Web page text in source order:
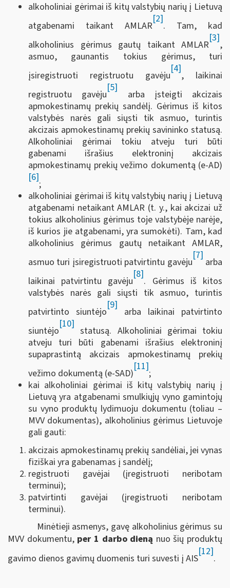
alkoholiniai gėrimai iš kitų valstybių narių į Lietuvą
atgabenami taikant AMLAR
[2]
. Tam, kad
alkoholinius gėrimus gautų taikant AMLAR
[3]
,
asmuo, gaunantis tokius gėrimus, turi
įsiregistruoti registruotu gavėju
[4]
, laikinai
registruotu gavėju
[5]
arba įsteigti akcizais
apmokestinamų prekių sandėlį. Gėrimus iš kitos
valstybės narės gali siųsti tik asmuo, turintis
akcizais apmokestinamų prekių savininko statusą.
Alkoholiniai gėrimai tokiu atveju turi būti
gabenami išrašius elektroninį akcizais
apmokestinamų prekių vežimo dokumentą (e-AD)
[6]
;
alkoholiniai gėrimai iš kitų valstybių narių į Lietuvą
atgabenami netaikant AMLAR (t. y., kai akcizai už
tokius alkoholinius gėrimus toje valstybėje narėje,
iš kurios jie atgabenami, yra sumokėti). Tam, kad
alkoholinius gėrimus gautų netaikant AMLAR,
asmuo turi įsiregistruoti patvirtintu gavėju
[7]
arba
laikinai patvirtintu gavėju
[8]
. Gėrimus iš kitos
valstybės narės gali siųsti tik asmuo, turintis
patvirtinto siuntėjo
[9]
arba laikinai patvirtinto
siuntėjo
[10]
statusą. Alkoholiniai gėrimai tokiu
atveju turi būti gabenami išrašius elektroninį
supaprastintą akcizais apmokestinamų prekių
vežimo dokumentą (e-SAD)
[11]
;
kai alkoholiniai gėrimai iš kitų valstybių narių į
Lietuvą yra atgabenami smulkiųjų vyno gamintojų
su vyno produktų lydimuoju dokumentu (toliau –
MVV dokumentas), alkoholinius gėrimus Lietuvoje
gali gauti:
akcizais apmokestinamų prekių sandėliai, jei vynas
fiziškai yra gabenamas į sandėlį;
registruoti gavėjai (įregistruoti neribotam
terminui);
patvirtinti gavėjai (įregistruoti neribotam
terminui).
Minėtieji asmenys, gavę alkoholinius gėrimus su
MVV dokumentu, per 1 darbo dieną nuo šių produktų
gavimo dienos gavimų duomenis turi suvesti į AIS
[12]
.